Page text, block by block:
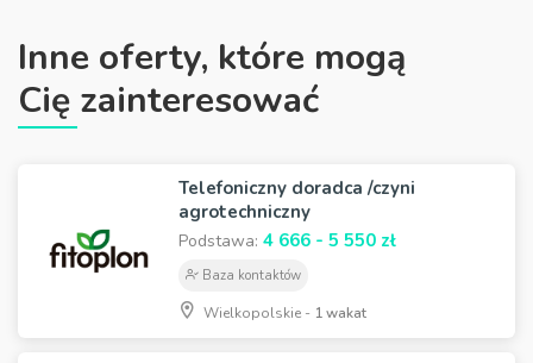
Inne oferty, które mogą
Cię zainteresować
Telefoniczny doradca /czyni
agrotechniczny
Podstawa: 4 666 - 5 550 zł
Baza kontaktów
Wielkopolskie - 1 wakat